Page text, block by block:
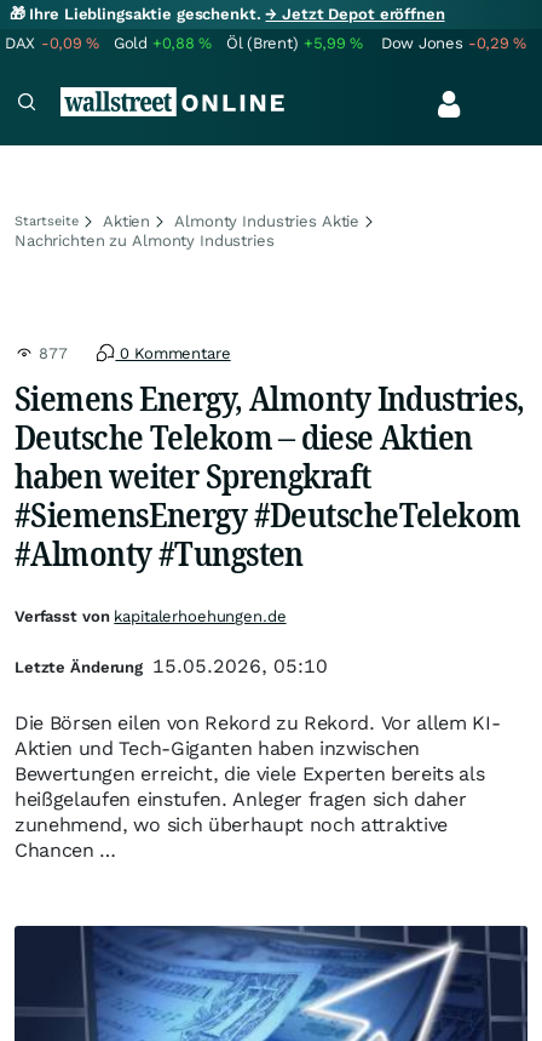
🎁 Ihre Lieblingsaktie geschenkt.→ Jetzt Depot eröffnen
DAX -0,09% Gold +0,88% Öl (Brent) +5,99% Dow Jones -0,29%
Startseite Aktien
Almonty Industries Aktie
Nachrichten zu Almonty Industries
877 0 Kommentare
Siemens Energy, Almonty Industries,
Deutsche Telekom – diese Aktien
haben weiter Sprengkraft
#SiemensEnergy #DeutscheTelekom
#Almonty #Tungsten
Die Börsen eilen von Rekord zu Rekord. Vor allem KI-
Aktien und Tech-Giganten haben inzwischen
Bewertungen erreicht, die viele Experten bereits als
heißgelaufen einstufen. Anleger fragen sich daher
zunehmend, wo sich überhaupt noch attraktive
Chancen …
Verfasst von kapitalerhoehungen.de
Letzte Änderung 15.05.2026, 05:10